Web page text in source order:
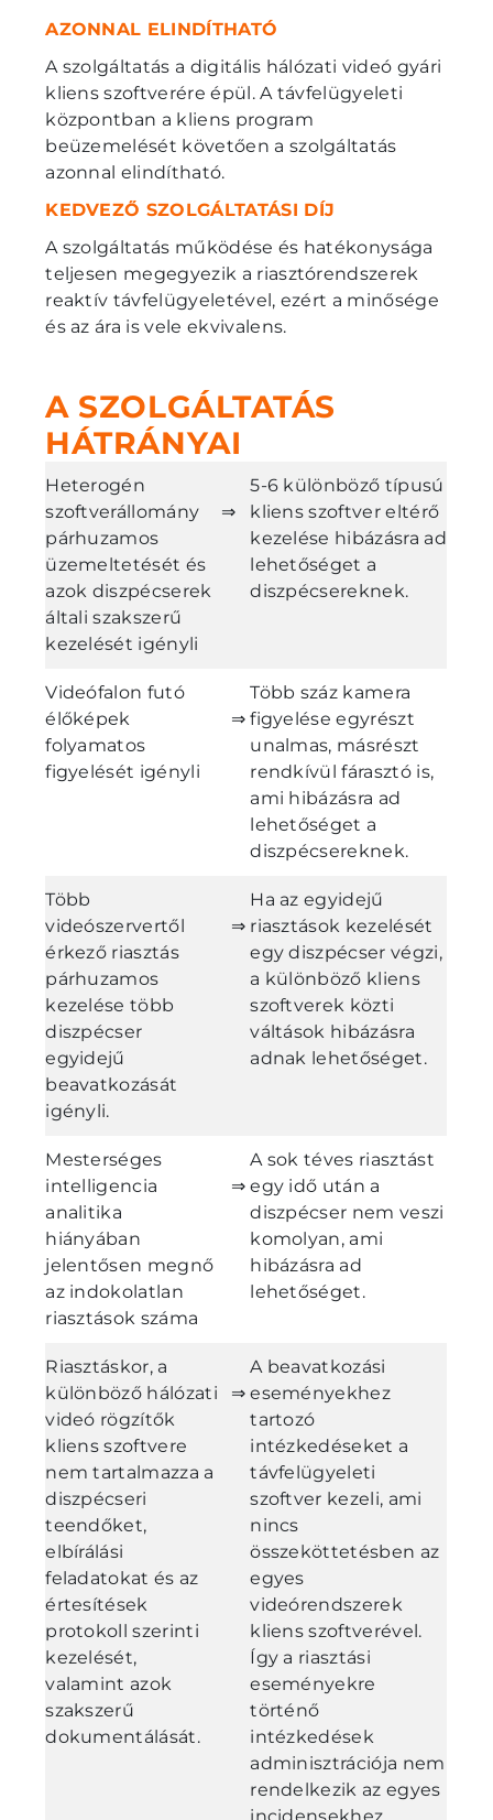
AZONNAL ELINDÍTHATÓ
A szolgáltatás a digitális hálózati videó gyári
kliens szoftverére épül. A távfelügyeleti
központban a kliens program
beüzemelését követően a szolgáltatás
azonnal elindítható.
KEDVEZŐ SZOLGÁLTATÁSI DÍJ
A szolgáltatás működése és hatékonysága
teljesen megegyezik a riasztórendszerek
reaktív távfelügyeletével, ezért a minősége
és az ára is vele ekvivalens.
A SZOLGÁLTATÁS
HÁTRÁNYAI
Heterogén
szoftverállomány
párhuzamos
üzemeltetését és
azok diszpécserek
általi szakszerű
kezelését igényli
⇒
5-6 különböző típusú
kliens szoftver eltérő
kezelése hibázásra ad
lehetőséget a
diszpécsereknek.
Videófalon futó
élőképek
folyamatos
figyelését igényli
⇒
Több száz kamera
figyelése egyrészt
unalmas, másrészt
rendkívül fárasztó is,
ami hibázásra ad
lehetőséget a
diszpécsereknek.
Több
videószervertől
érkező riasztás
párhuzamos
kezelése több
diszpécser
egyidejű
beavatkozását
igényli.
⇒
Ha az egyidejű
riasztások kezelését
egy diszpécser végzi,
a különböző kliens
szoftverek közti
váltások hibázásra
adnak lehetőséget.
Mesterséges
intelligencia
analitika
hiányában
jelentősen megnő
az indokolatlan
riasztások száma
⇒
A sok téves riasztást
egy idő után a
diszpécser nem veszi
komolyan, ami
hibázásra ad
lehetőséget.
Riasztáskor, a
különböző hálózati
videó rögzítők
kliens szoftvere
nem tartalmazza a
diszpécseri
teendőket,
elbírálási
feladatokat és az
értesítések
protokoll szerinti
kezelését,
valamint azok
szakszerű
dokumentálását.
⇒
A beavatkozási
eseményekhez
tartozó
intézkedéseket a
távfelügyeleti
szoftver kezeli, ami
nincs
összeköttetésben az
egyes
videórendszerek
kliens szoftverével.
Így a riasztási
eseményekre
történő
intézkedések
adminisztrációja nem
rendelkezik az egyes